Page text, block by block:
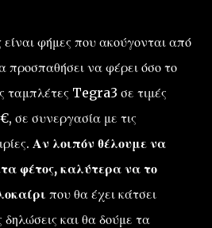
είναι φήμες που ακούγονται από
να φέρει όσο το
ταμπλέτες Tegra3 σε τιμές
σε συνεργασία με τις
Αν λοιπόν θέλουμε να
φέτος, καλύτερα να το
που θα έχει κάτσει
δηλώσεις και θα δούμε τα